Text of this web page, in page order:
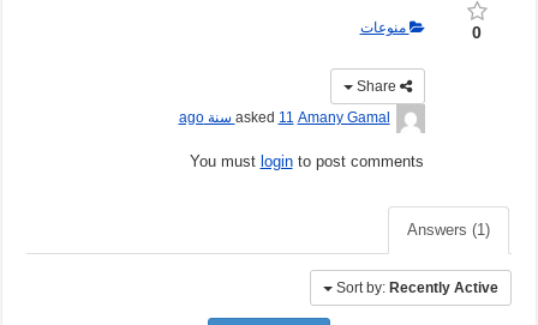
0 منوعات
Amany Gamal 11 سنة ago
You must loginto post comments
Answers (1)
Sort by: Recently Active